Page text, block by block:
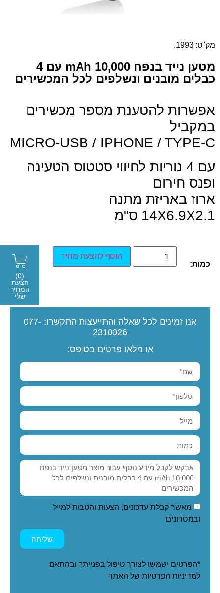
מק"ט: 1993.
מטען נייד בנפח 10,000 mAh עם 4
כבלים מובנים ונשלפים לכל המכשירים
אפשרות להטענת מספר מכשירים
במקביל
MICRO-USB / IPHONE / TYPE-C
עם 4 נוריות לחיווי סטטוס הטעינה
ופנס חירום
ארוז באריזת מתנה
14X6.9X2.1 ס"מ
כמות:
הוסף להצעת מחיר
אנו זמינים לכל שאלה והתייעצות התקשרו: 077-
2310026
או מלאו פרטים בטופס:
מאשר קבלת עדכונים, הצעות והטבות למייל
ובמסרונים
שליחה
*הפרטים ישמשו לצורך טיפול בפנייתך ובהתאם
למדיניות הפרטיות של האתר
(0)
הצעת
המחיר
שלי